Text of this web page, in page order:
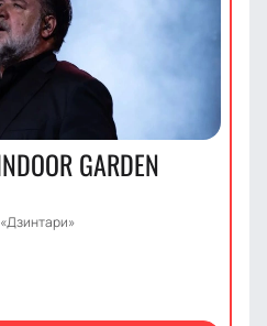
GARDEN